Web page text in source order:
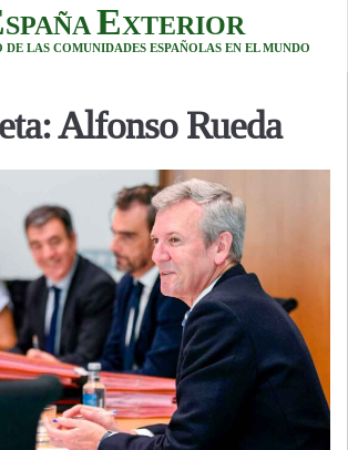
SPAÑA EXTERIOR
DE LAS COMUNIDADES ESPAÑOLAS EN EL MUNDO
Alfonso Rueda